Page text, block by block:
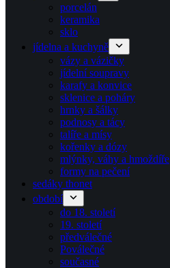
porcelán
keramika
sklo
jídelna a kuchyně
vázy a vázičky
jídelní soupravy
karafy a konvice
sklenice a poháry
hrnky a šálky
podnosy a tácy
talíře a mísy
kořenky a dózy
mlýnky, váhy a hmoždíře
formy na pečení
sedáky thonet
období
do 18. století
19. století
předválečné
Poválečné
současné